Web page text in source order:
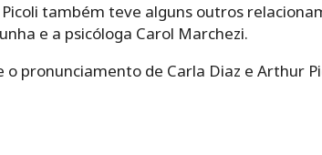
Picoli também teve alguns outros
e a psicóloga Carol Marchezi.
o pronunciamento de Carla Diaz e Arthur